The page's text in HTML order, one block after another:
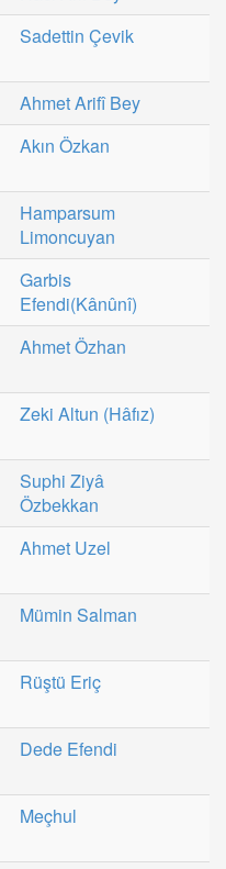
Sadettin Çevik
Ahmet Arifî Bey
Akın Özkan
Hamparsum
Limoncuyan
Garbis
Efendi(Kânûnî)
Ahmet Özhan
Zeki Altun (Hâfız)
Suphi Ziyâ
Özbekkan
Ahmet Uzel
Mümin Salman
Rüştü Eriç
Dede Efendi
Meçhul